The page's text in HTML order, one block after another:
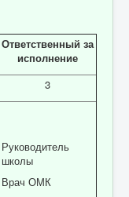
Ответственный за
исполнение
3
Руководитель
школы
Врач ОМК